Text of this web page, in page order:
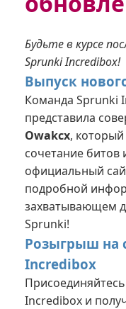
Будьте в курсе
Sprunki Incredibox!
Выпуск
Команда Sprunki
представила
Owakcx,
сочетание битов
официальный
подробной
захватывающем
Sprunki!
Розыгрыш на
Incredibox
Incredibox и